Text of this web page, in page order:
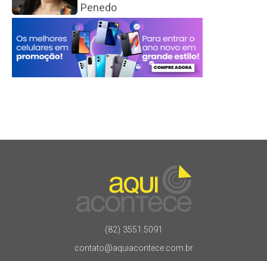
Penedo
(82) 3551.5091
contato@aquiacontece.com.br